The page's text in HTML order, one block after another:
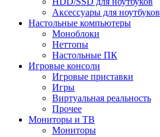
Аксессуары для ноутбуков
Настольные компьютеры
Моноблоки
Неттопы
Настольные ПК
Игровые консоли
Игровые приставки
Игры
Виртуальная реальность
Прочее
Мониторы и ТВ
Мониторы